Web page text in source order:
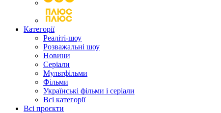
Категорії
Реаліті-шоу
Розважальні шоу
Новини
Серіали
Мультфільми
Фільми
Українські фільми і серіали
Всі категорії
Всі проєкти